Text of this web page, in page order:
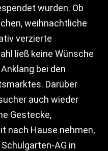
wurden. Ob
weihnachtliche
verzierte
ließ keine Wünsche
bei den
Darüber
auch wieder
Gestecke,
nach Hause nehmen,
AG in